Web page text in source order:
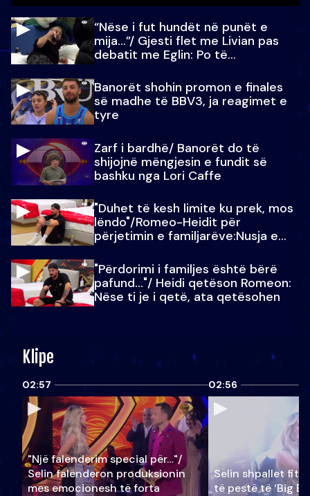
“Nëse i fut hundët në punët e
mija…”/ Gjesti flet me Livian pas
debatit me Eglin: Po të
Banorët shohin promon e finales
së madhe të BBV3, ja reagimet e
tyre
Zarf i bardhë/ Banorët do të
shijojnë mëngjesin e fundit së
bashku nga Lori Caffe
"Duhet të kesh limite ku prek, mos
lëndo"/Romeo-Heidit për
përjetimin e familjarëve:Nusja e
"Përdorimi i familjes është bërë
pafund…"/ Heidi qetëson Romeon:
Nëse ti je i qetë, ata qetësohen
Klipe
02:57
"Një falenderim special për…"/
Selin falënderon produksionin
mes emocionesh të forta
02:56
Selin shpallet
të pestë të ‘Big